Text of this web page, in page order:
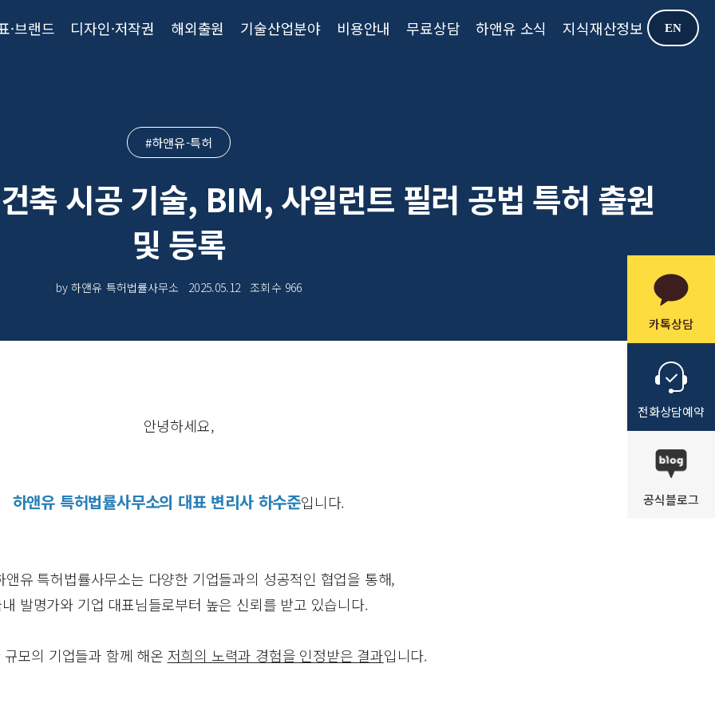
·브랜드 디자인·저작권 해외출원 기술산업분야 비용안내 무료상담 하앤유 소식 지식재산정보 EN
카톡상담
전화상담예약
공식블로그
#하앤유-특허
축 시공 기술, BIM, 사일런트 필러 공법 특허 출원
및 등록
by 하앤유 특허법률사무소 2025.05.12 조회수 966
안녕하세요,
하앤유 특허법률사무소의 대표 변리사 하수준입니다.
앤유 특허법률사무소는 다양한 기업들과의 성공적인 협업을 통해,
발명가와 기업 대표님들로부터 높은 신뢰를 받고 있습니다.
규모의 기업들과 함께 해온 저희의 노력과 경험을 인정받은 결과입니다.